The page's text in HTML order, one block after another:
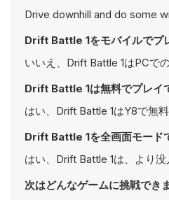
Drive downhill and do some
Drift Battle 1をモバイルでプ
いいえ、Drift Battle 1はPCで
Drift Battle 1は無料でプレイ
はい、Drift Battle 1はY8で無
Drift Battle 1を全画面モード
はい、Drift Battle 1は、より
次はどんなゲームに挑戦でき